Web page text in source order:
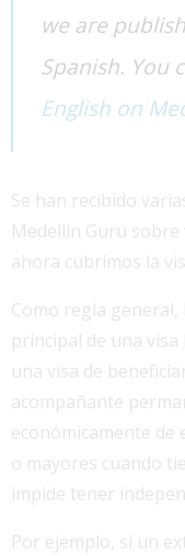
we are
Spanish. You
English on
Se han recibido
Medellin Guru sobre
ahora cubrimos la
Como regla
principal de una
una visa de
acompañante
económicamente de
o mayores cuando
impide tener
Por ejemplo, si un